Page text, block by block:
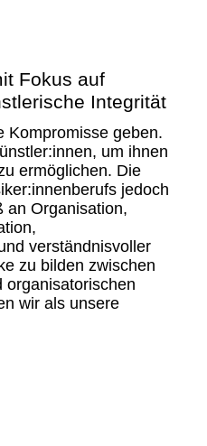
Fokus auf
Integrität
Kompromisse geben.
um ihnen
ermöglichen. Die
jedoch
an Organisation,
verständnisvoller
zu bilden zwischen
organisatorischen
wir als unsere